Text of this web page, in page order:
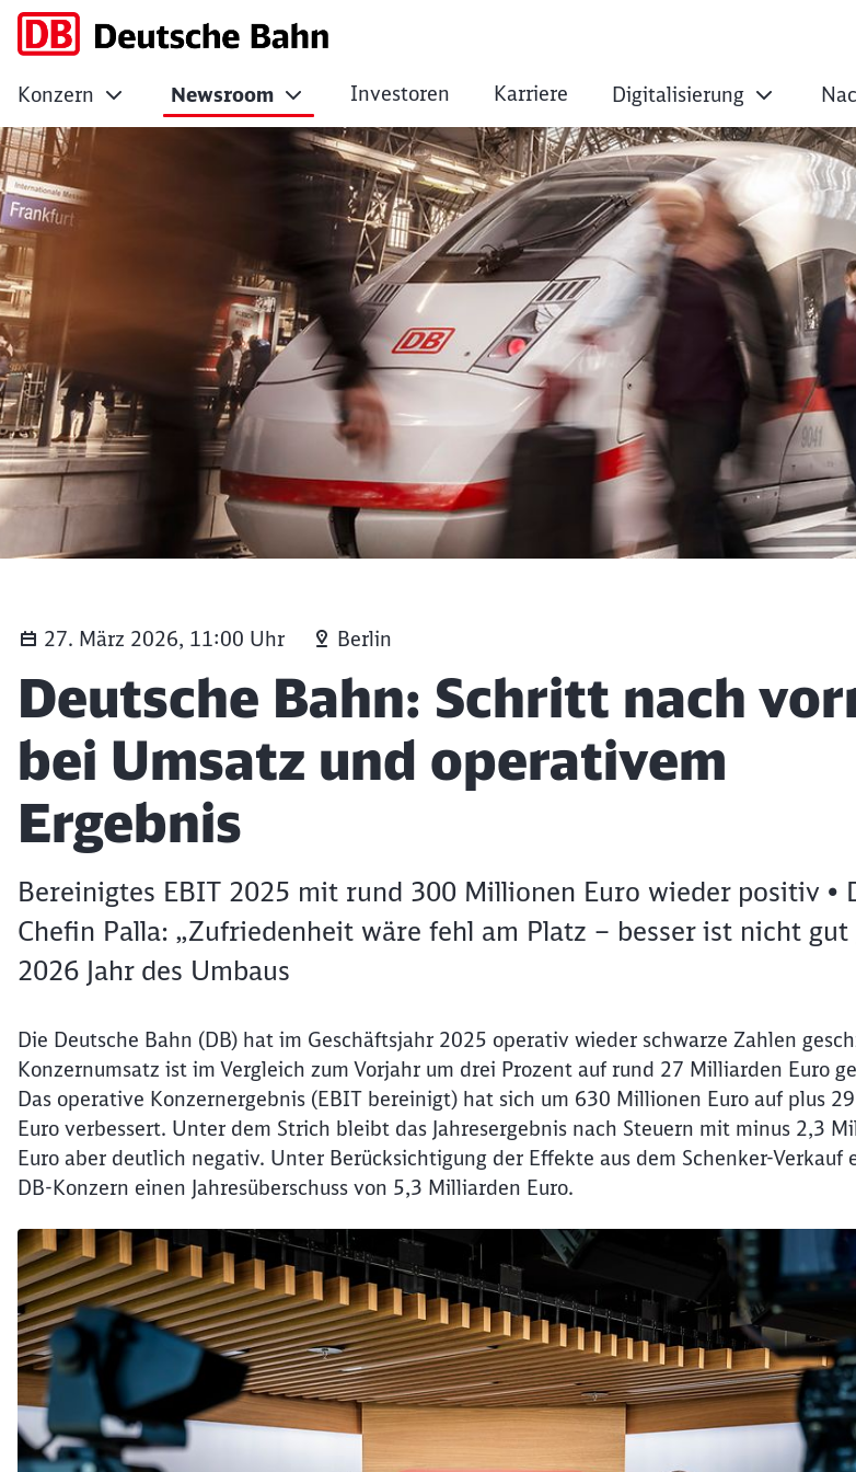
Deutsche Bahn: Schritt nach
Konzern Newsroom Investoren Karriere Digitalisierung
27. März 2026, 11:00 Uhr Berlin
Artikel:
Deutsche Bahn: Schritt nach
bei Umsatz und operativem
Ergebnis
Bereinigtes EBIT 2025 mit rund 300 Millionen Euro wieder positiv •
Chefin Palla: „Zufriedenheit wäre fehl am Platz – besser ist nicht gut
2026 Jahr des Umbaus
Die Deutsche Bahn (DB) hat im Geschäftsjahr 2025 operativ wieder schwarze Zahlen
Konzernumsatz ist im Vergleich zum Vorjahr um drei Prozent auf rund 27 Milliarden Euro
Das operative Konzernergebnis (EBIT bereinigt) hat sich um 630 Millionen Euro auf plus
Euro verbessert. Unter dem Strich bleibt das Jahresergebnis nach Steuern mit minus 2,3
Euro aber deutlich negativ. Unter Berücksichtigung der Effekte aus dem Schenker-Verkauf
DB-Konzern einen Jahresüberschuss von 5,3 Milliarden Euro.